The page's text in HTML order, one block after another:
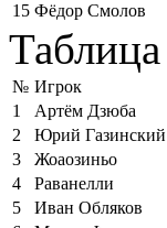
15 Фёдор Смолов
Таблица
№ Игрок
1
Артём Дзюба
2
Юрий Газинский
3
Жоаозиньо
4
Раванелли
5
Иван Обляков